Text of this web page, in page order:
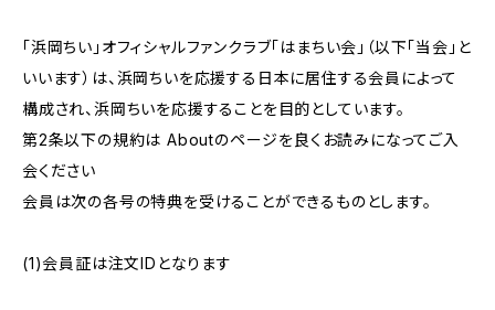
「浜岡ちい」オフィシャルファンクラブ「はまちい会」（以下「当会」と
いいます）は、浜岡ちいを応援する日本に居住する会員によって
構成され、浜岡ちいを応援することを目的としています。
第2条以下の規約は Aboutのページを良くお読みになってご入
会ください
会員は次の各号の特典を受けることができるものとします。
(1)会員証は注文IDとなります